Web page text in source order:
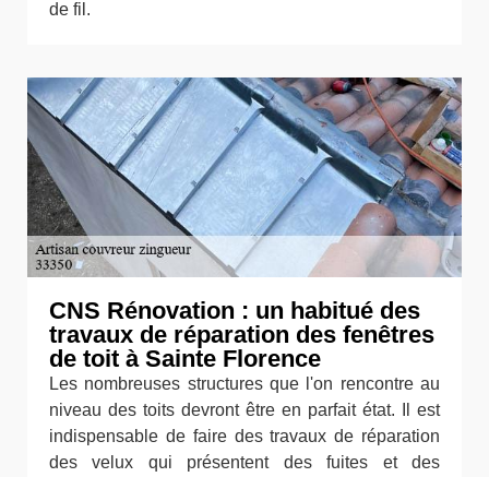
de fil.
CNS Rénovation : un habitué des
travaux de réparation des fenêtres
de toit à Sainte Florence
Les nombreuses structures que l'on rencontre au
niveau des toits devront être en parfait état. Il est
indispensable de faire des travaux de réparation
des velux qui présentent des fuites et des